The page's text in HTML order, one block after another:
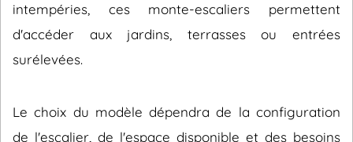
intempéries, ces monte-escaliers permettent
d'accéder aux jardins, terrasses ou entrées
surélevées.
Le choix du modèle dépendra de la configuration
de l'escalier, de l'espace disponible et des besoins